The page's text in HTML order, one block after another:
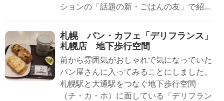
ションの「話題の新・ごはんの友」で紹...
札幌 パン・カフェ「デリフランス」
札幌店 地下歩行空間
前から雰囲気がおしゃれで気になっていた
パン屋さんに入ってみることにしました。
札幌駅と大通駅をつなぐ地下歩行空間
（チ・カ・ホ）に面している「デリフラン